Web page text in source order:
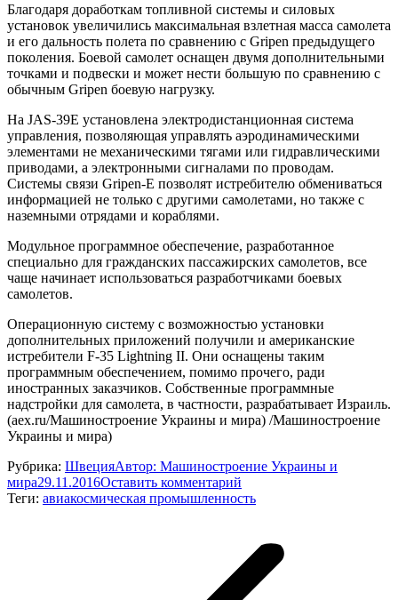
Благодаря доработкам топливной системы и силовых
установок увеличились максимальная взлетная масса самолета
и его дальность полета по сравнению с Gripen предыдущего
поколения. Боевой самолет оснащен двумя дополнительными
точками и подвески и может нести большую по сравнению с
обычным Gripen боевую нагрузку.
На JAS-39E установлена электродистанционная система
управления, позволяющая управлять аэродинамическими
элементами не механическими тягами или гидравлическими
приводами, а электронными сигналами по проводам.
Системы связи Gripen-E позволят истребителю обмениваться
информацией не только с другими самолетами, но также с
наземными отрядами и кораблями.
Модульное программное обеспечение, разработанное
специально для гражданских пассажирских самолетов, все
чаще начинает использоваться разработчиками боевых
самолетов.
Операционную систему с возможностью установки
дополнительных приложений получили и американские
истребители F-35 Lightning II. Они оснащены таким
программным обеспечением, помимо прочего, ради
иностранных заказчиков. Собственные программные
надстройки для самолета, в частности, разрабатывает Израиль.
(aex.ru/Машиностроение Украины и мира) /Машиностроение
Украины и мира)
Рубрика: ШвецияАвтор: Машиностроение Украины и
мира29.11.2016Оставить комментарий
Теги: авиакосмическая промышленность